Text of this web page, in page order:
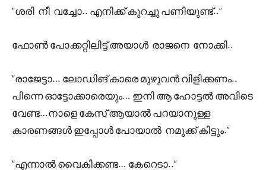
“ശരി നീ വച്ചോ.. എനിക്ക് കുറച്ചു പണിയുണ്ട്..”
ഫോൺ പോക്കറ്റിലിട്ട് അയാൾ രാജനെ നോക്കി..
“രാജേട്ടാ… ലോഡിങ് കാരെ മുഴുവൻ വിളിക്കണം..
പിന്നെ ഓട്ടോക്കാരെയും… ഇനി ആ ഹോട്ടൽ അവിടെ
വേണ്ട…നാളെ കേസ് ആയാൽ പറയാനുള്ള
കാരണങ്ങൾ ഇപ്പോൾ പോയാൽ നമുക്ക് കിട്ടും.”
“എന്നാൽ വൈകിക്കണ്ട… കേറെടാ..”